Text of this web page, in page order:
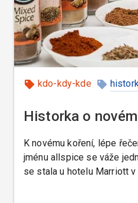
kdo-kdy-kde
Historka o
K novému koření, lépe
jménu allspice se váže
se stala u hotelu Marriott v